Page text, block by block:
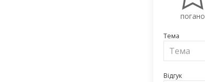
погано
Тема
Відгук